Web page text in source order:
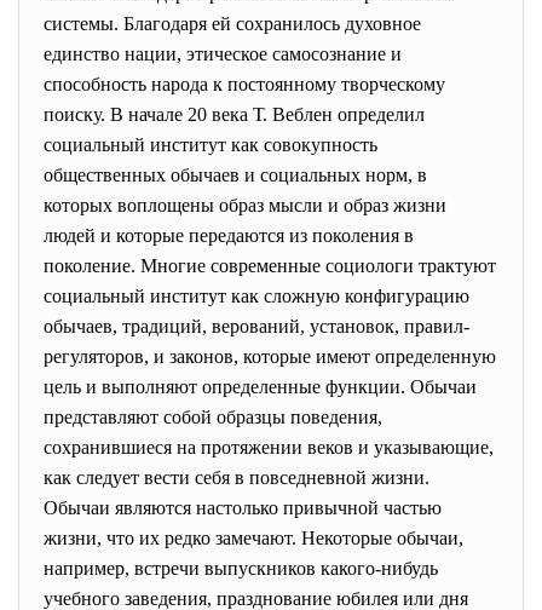
системы. Благодаря ей сохранилось духовное
единство нации, этическое самосознание и
способность народа к постоянному творческому
поиску. В начале 20 века Т. Веблен определил
социальный институт как совокупность
общественных обычаев и социальных норм, в
которых воплощены образ мысли и образ жизни
людей и которые передаются из поколения в
поколение. Многие современные социологи трактуют
социальный институт как сложную конфигурацию
обычаев, традиций, верований, установок, правил-
регуляторов, и законов, которые имеют определенную
цель и выполняют определенные функции. Обычаи
представляют собой образцы поведения,
сохранившиеся на протяжении веков и указывающие,
как следует вести себя в повседневной жизни.
Обычаи являются настолько привычной частью
жизни, что их редко замечают. Некоторые обычаи,
например, встречи выпускников какого-нибудь
учебного заведения, празднование юбилея или дня